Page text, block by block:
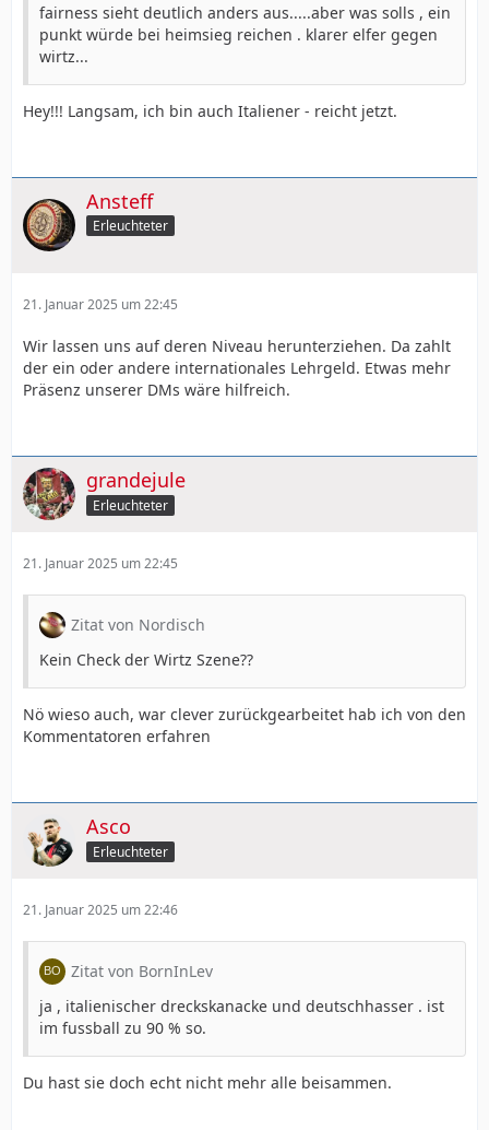
fairness sieht deutlich anders aus.....aber was solls , ein
punkt würde bei heimsieg reichen . klarer elfer gegen
wirtz...
Hey!!! Langsam, ich bin auch Italiener - reicht jetzt.
Ansteff
Erleuchteter
21. Januar 2025 um 22:45
Wir lassen uns auf deren Niveau herunterziehen. Da zahlt
der ein oder andere internationales Lehrgeld. Etwas mehr
Präsenz unserer DMs wäre hilfreich.
grandejule
Erleuchteter
21. Januar 2025 um 22:45
Zitat von Nordisch
Kein Check der Wirtz Szene??
Nö wieso auch, war clever zurückgearbeitet hab ich von den
Kommentatoren erfahren
Asco
Erleuchteter
21. Januar 2025 um 22:46
Zitat von BornInLev
ja , italienischer dreckskanacke und deutschhasser . ist
im fussball zu 90 % so.
Du hast sie doch echt nicht mehr alle beisammen.